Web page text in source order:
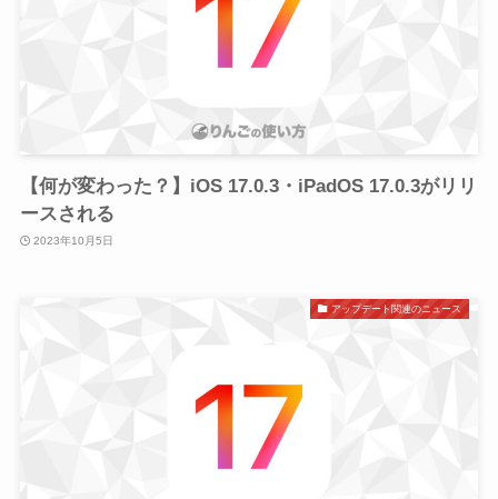
【何が変わった？】iOS 17.0.3・iPadOS 17.0.3がリリ
ースされる
2023年10月5日
アップデート関連のニュース